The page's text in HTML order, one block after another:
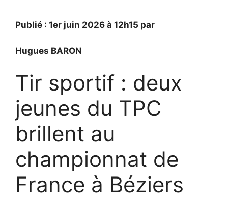
Publié : 1er juin 2026 à 12h15 par
Hugues BARON
Tir sportif : deux
jeunes du TPC
brillent au
championnat de
France à Béziers